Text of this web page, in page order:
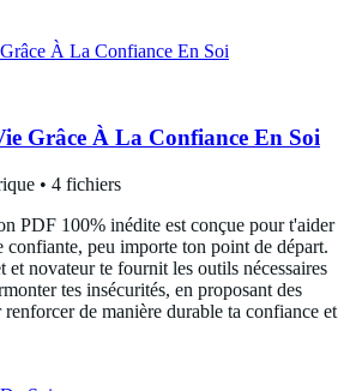
Grâce À La Confiance En Soi
• 4 fichiers
PDF 100% inédite est conçue pour t'aider
confiante, peu importe ton point de départ.
et novateur te fournit les outils nécessaires
tes insécurités, en proposant des
de manière durable ta confiance et